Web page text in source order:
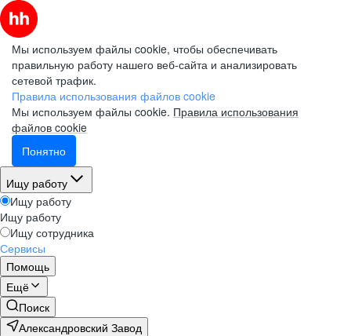
Мы используем файлы cookie, чтобы обеспечивать
правильную работу нашего веб-сайта и анализировать
сетевой трафик.
Правила использования файлов cookie
Мы используем файлы cookie. Правила использования
файлов cookie
Понятно
Ищу работу
Ищу работу
Ищу работу
Ищу сотрудника
Сервисы
Помощь
Ещё
Поиск
Александровский Завод